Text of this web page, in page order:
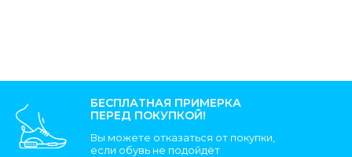
БЕСПЛАТНАЯ ПРИМЕРКА
ПЕРЕД ПОКУПКОЙ!
Вы можете отказаться от покупки,
если обувь не подойдёт